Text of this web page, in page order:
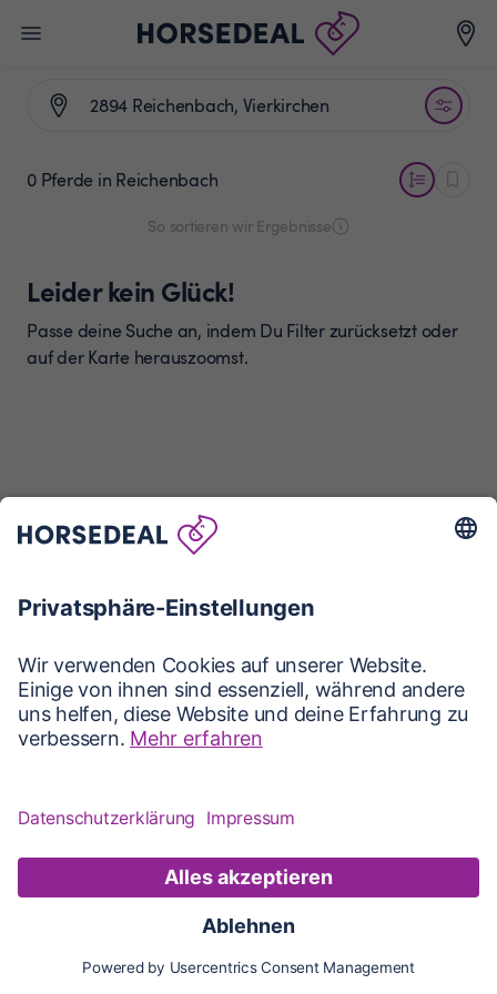
Karte Updates Konto
Karte
0 Pferde in Reichenbach
So sortieren wir Ergebnisse
Leider kein Glück!
Passe deine Suche an, indem Du Filter zurücksetzt oder
auf der Karte herauszoomst.